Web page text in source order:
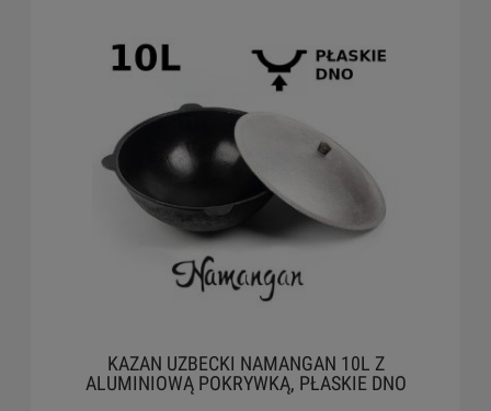
KAZAN UZBECKI NAMANGAN 10L Z
ALUMINIOWĄ POKRYWKĄ, PŁASKIE DNO